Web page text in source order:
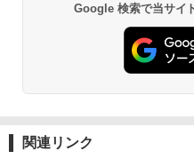
非エンジ
方 マニ
にも
めのAIコ
￥16,980
Kindle
ション
るさ自
Google 検索で当サイ
関連リンク